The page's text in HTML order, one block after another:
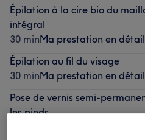
Épilation à la cire bio du
intégral
30 minMa prestation en
Épilation au fil du visage
30 minMa prestation en
Pose de vernis semi-
les pieds